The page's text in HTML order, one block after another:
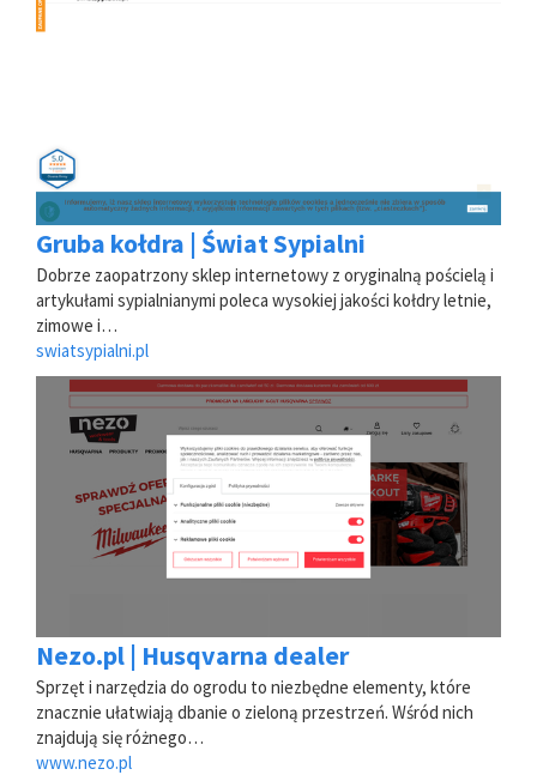
Gruba kołdra | Świat Sypialni
Dobrze zaopatrzony sklep internetowy z oryginalną pościelą i
artykułami sypialnianymi poleca wysokiej jakości kołdry letnie,
zimowe i…
swiatsypialni.pl
Nezo.pl | Husqvarna dealer
Sprzęt i narzędzia do ogrodu to niezbędne elementy, które
znacznie ułatwiają dbanie o zieloną przestrzeń. Wśród nich
znajdują się różnego…
www.nezo.pl